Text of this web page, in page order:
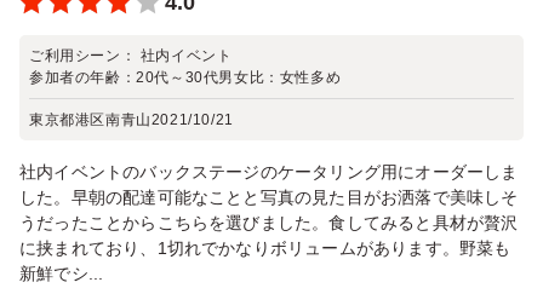
ご利用シーン： 社内イベント
参加者の年齢：20代～30代男女比： 女性多め
東京都港区南青山2021/10/21
社内イベントのバックステージのケータリング用にオーダーしま
した。早朝の配達可能なことと写真の見た目がお洒落で美味しそ
うだったことからこちらを選びました。食してみると具材が贅沢
に挟まれており、1切れでかなりボリュームがあります。野菜も
新鮮でシ...